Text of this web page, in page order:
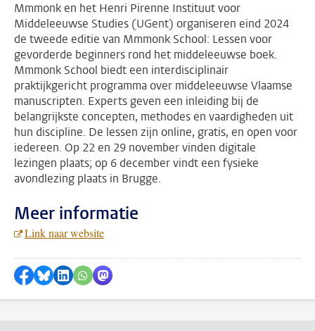
Mmmonk en het Henri Pirenne Instituut voor
Middeleeuwse Studies (UGent) organiseren eind 2024
de tweede editie van Mmmonk School: Lessen voor
gevorderde beginners rond het middeleeuwse boek.
Mmmonk School biedt een interdisciplinair
praktijkgericht programma over middeleeuwse Vlaamse
manuscripten. Experts geven een inleiding bij de
belangrijkste concepten, methodes en vaardigheden uit
hun discipline. De lessen zijn online, gratis, en open voor
iedereen. Op 22 en 29 november vinden digitale
lezingen plaats; op 6 december vindt een fysieke
avondlezing plaats in Brugge.
Meer informatie
Link naar website
Delen op Facebook
Delen via Bluesky
Delen op LinkedIn
???shareWhatsApp???
Delen via Mastodon